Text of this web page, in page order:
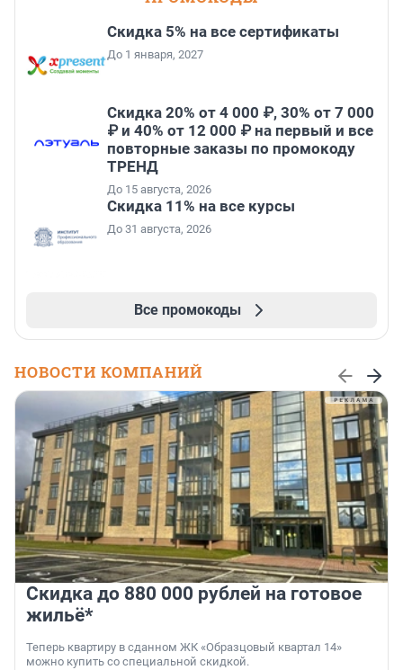
Скидка 5% на все сертификаты
До 1 января, 2027
Скидка 20% от 4 000 ₽, 30% от 7 000
₽ и 40% от 12 000 ₽ на первый и все
повторные заказы по промокоду
ТРЕНД
До 15 августа, 2026
Скидка 11% на все курсы
До 31 августа, 2026
Все промокоды
НОВОСТИ КОМПАНИЙ
Скидка до 880 000 рублей на готовое
жильё*
Теперь квартиру в сданном ЖК «Образцовый квартал 14»
можно купить со специальной скидкой.